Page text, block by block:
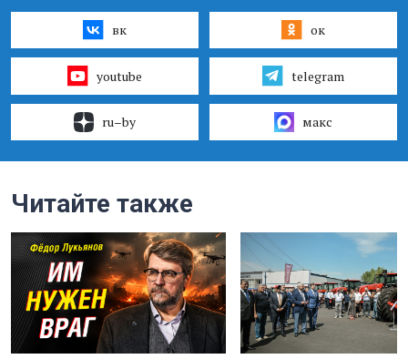
вк ок
youtube telegram
ru–by макс
Читайте также